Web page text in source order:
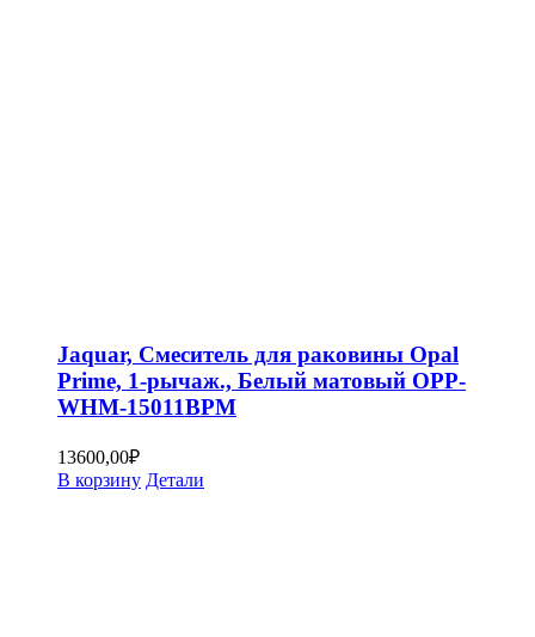
Jaquar, Смеситель для раковины Opal
Prime, 1-рычаж., Белый матовый OPP-
WHM-15011BPM
13600,00₽
В корзину Детали